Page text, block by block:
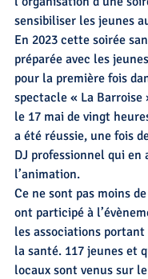
sensibiliser les jeunes
En 2023 cette soirée
préparée avec les
pour la première fois
spectacle « La Barroise
le 17 mai de vingt
a été réussie, une fois
DJ professionnel qui en
l’animation.
Ce ne sont pas moins
ont participé à
les associations
la santé. 117 jeunes et
locaux sont venus sur